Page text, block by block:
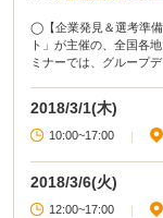
◯【企業発見＆選考準備
ト」が主催の、全国各
ミナーでは、グループ
デジタルBOOKがもら
トリーシートが書けな
おすすめしたいのが、
を訪問したり多種多様
2018/3/1(木)
10:00~17:00 |
2018/3/6(火)
12:00~17:00 |